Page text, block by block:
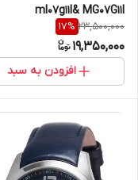
ml07g11l& MG07G11I
23,500,000
17%
19,350,000
افزودن به سبد